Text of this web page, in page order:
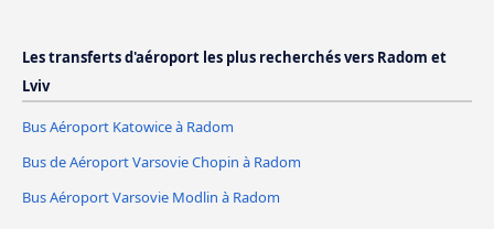
Les transferts d'aéroport les plus recherchés vers Radom et
Lviv
Bus Aéroport Katowice à Radom
Bus de Aéroport Varsovie Chopin à Radom
Bus Aéroport Varsovie Modlin à Radom